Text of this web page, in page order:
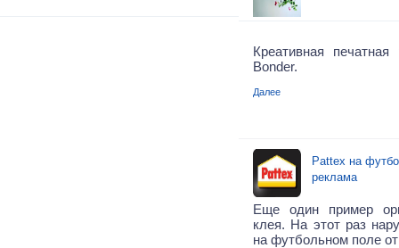
Креативная
Bonder.
Далее
Pattex на
реклама
Еще один пример
клея. На этот раз
на футбольном поле от